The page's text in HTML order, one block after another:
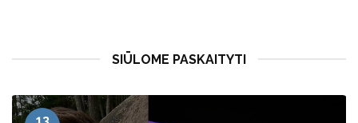
SIŪLOME PASKAITYTI